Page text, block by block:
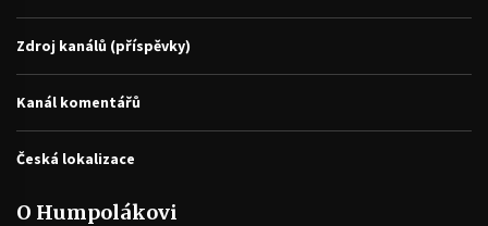
Zdroj kanálů (příspěvky)
Kanál komentářů
Česká lokalizace
O Humpolákovi